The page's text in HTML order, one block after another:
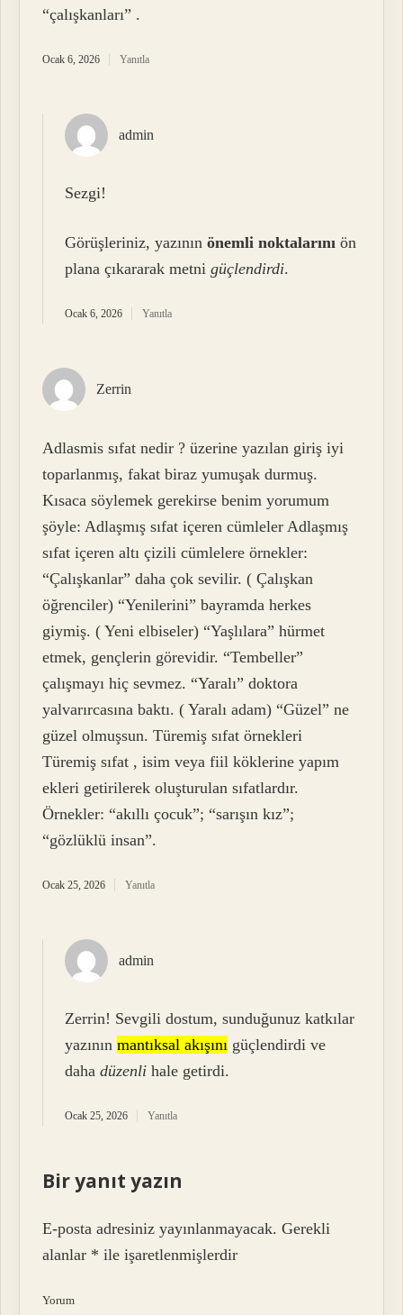
“çalışkanları” .
Ocak 6, 2026 Yanıtla
admin
Sezgi!
Görüşleriniz, yazınınönemli noktalarını ön
plana çıkararak metnigüçlendirdi.
Ocak 6, 2026 Yanıtla
Zerrin
Adlasmis sıfat nedir ? üzerine yazılan giriş iyi
toparlanmış, fakat biraz yumuşak durmuş.
Kısaca söylemek gerekirse benim yorumum
şöyle: Adlaşmış sıfat içeren cümleler Adlaşmış
sıfat içeren altı çizili cümlelere örnekler:
“Çalışkanlar” daha çok sevilir. ( Çalışkan
öğrenciler) “Yenilerini” bayramda herkes
giymiş. ( Yeni elbiseler) “Yaşlılara” hürmet
etmek, gençlerin görevidir. “Tembeller”
çalışmayı hiç sevmez. “Yaralı” doktora
yalvarırcasına baktı. ( Yaralı adam) “Güzel” ne
güzel olmuşsun. Türemiş sıfat örnekleri
Türemiş sıfat , isim veya fiil köklerine yapım
ekleri getirilerek oluşturulan sıfatlardır.
Örnekler: “akıllı çocuk”; “sarışın kız”;
“gözlüklü insan”.
Ocak 25, 2026 Yanıtla
admin
Zerrin! Sevgili dostum, sunduğunuz katkılar
yazınınmantıksal akışını güçlendirdi ve
dahadüzenli hale getirdi.
Ocak 25, 2026 Yanıtla
Bir yanıt yazın
E-posta adresiniz yayınlanmayacak. Gerekli
alanlar * ile işaretlenmişlerdir
Yorum